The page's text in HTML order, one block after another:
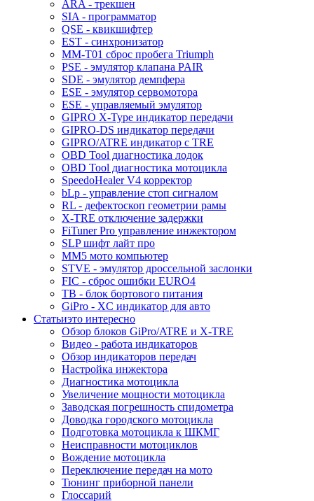
ARA - трекшен
SIA - программатор
QSE - квикшифтер
EST - синхронизатор
MM-T01 сброс пробега Triumph
PSE - эмулятор клапана PAIR
SDE - эмулятор демпфера
ESE - эмулятор сервомотора
ESE - управляемый эмулятор
GIPRO X-Type индикатор передачи
GIPRO-DS индикатор передачи
GIPRO/ATRE индикатор с TRE
OBD Tool диагностика лодок
OBD Tool диагностика мотоцикла
SpeedoHealer V4 корректор
bLp - управление стоп сигналом
RL - дефектоскоп геометрии рамы
X-TRE отключение задержки
FiTuner Pro управление инжектором
SLP шифт лайт про
MM5 мото компьютер
STVE - эмулятор дроссельной заслонки
FIC - сброс ошибки EURO4
TB - блок бортового питания
GiPro - XC индикатор для авто
Статьиэто интересно
Обзор блоков GiPro/ATRE и X-TRE
Видео - работа индикаторов
Обзор индикаторов передач
Настройка инжектора
Диагноcтика мотоцикла
Увеличение мощности мотоцикла
Заводская погрешность спидометра
Доводка городского мотоцикла
Подготовка мотоцикла к ШКМГ
Неисправности мотоциклов
Вождение мотоцикла
Переключение передач на мото
Тюнинг приборной панели
Глоссарий